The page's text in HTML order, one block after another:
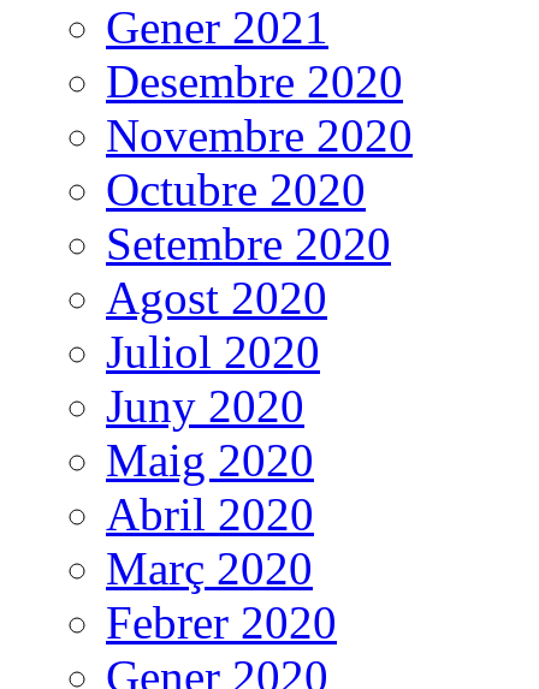
Gener 2021
Desembre 2020
Novembre 2020
Octubre 2020
Setembre 2020
Agost 2020
Juliol 2020
Juny 2020
Maig 2020
Abril 2020
Març 2020
Febrer 2020
Gener 2020